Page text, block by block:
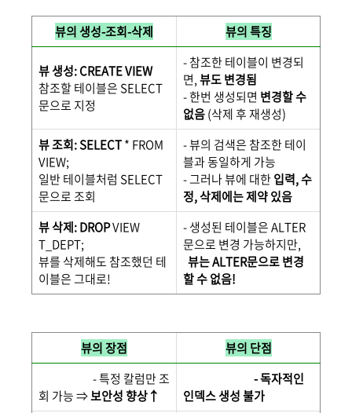
뷰의 생성-조회-삭제 뷰의 특징
뷰 생성: CREATE VIEW
참조할 테이블은 SELECT
문으로 지정
- 참조한 테이블이 변경되
면,뷰도 변경됨
- 한번 생성되면 변경할 수
없음(삭제 후 재생성)
뷰 조회: SELECT* FROM
VIEW;
일반 테이블처럼 SELECT
문으로 조회
- 뷰의 검색은 참조한 테이
블과 동일하게 가능
- 그러나 뷰에 대한입력, 수
정, 삭제에는 제약 있음
뷰 삭제: DROPVIEW
T_DEPT;
뷰를 삭제해도 참조했던 테
이블은 그대로!
- 생성된 테이블은 ALTER
문으로 변경 가능하지만,
뷰는 ALTER문으로 변경
할 수 없음!
뷰의 장점
뷰의 단점
- 특정 칼럼만 조
회 가능 ⇒보안성 향상↑
- 독자적인
인덱스 생성 불가